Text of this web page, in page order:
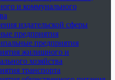
и коммунального
издательской сферы
предприятия
предприятия
жилищного и
хозяйства
транспорта